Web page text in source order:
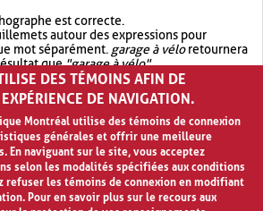
est correcte.
autour des expressions pour
mot séparément. garage à véloretournera
que"garage à vélo".
votre recherche avec OR.garage OR vélo
plus de résultat quegarage à vélo
DES TÉMOINS AFIN DE
DE NAVIGATION.
Montréal utilise des témoins de connexion
générales et offrir une meilleure
En naviguant sur le site, vous acceptez
selon les modalités spécifiées aux conditions
refuser les témoins de connexion en modifiant
Pour en savoir plus sur le recours aux